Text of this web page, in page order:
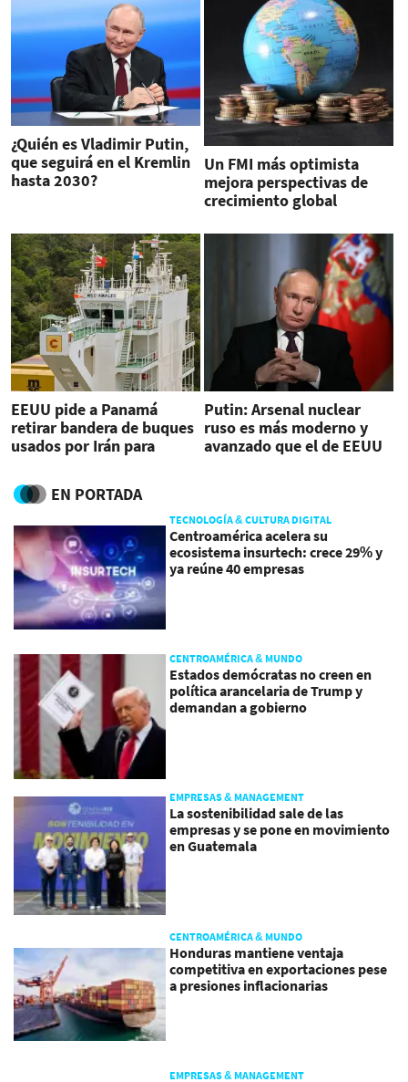
¿Quién es Vladimir Putin,
que seguirá en el Kremlin
hasta 2030?
Un FMI más optimista
mejora perspectivas de
crecimiento global
EEUU pide a Panamá
retirar bandera de buques
usados por Irán para
Putin: Arsenal nuclear
ruso es más moderno y
avanzado que el de EEUU
EN PORTADA
TECNOLOGÍA & CULTURA DIGITAL
Centroamérica acelera su
ecosistema insurtech: crece 29% y
ya reúne 40 empresas
CENTROAMÉRICA & MUNDO
Estados demócratas no creen en
política arancelaria de Trump y
demandan a gobierno
EMPRESAS & MANAGEMENT
La sostenibilidad sale de las
empresas y se pone en movimiento
en Guatemala
CENTROAMÉRICA & MUNDO
Honduras mantiene ventaja
competitiva en exportaciones pese
a presiones inflacionarias
EMPRESAS & MANAGEMENT